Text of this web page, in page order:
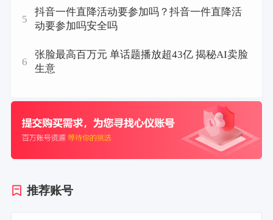
5
抖音一件直降活动要参加吗？抖音一件直降活
动要参加吗安全吗
6
张脸最高百万元 单话题播放超43亿 揭秘AI卖脸
生意
推荐账号